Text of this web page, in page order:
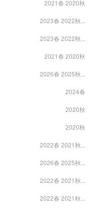
2021春 2020秋
2023春 2022秋...
2023春 2022秋...
2021春 2020秋
2026春 2025秋...
2024春
2020秋
2020秋
2022春 2021秋...
2026春 2025秋...
2022春 2021秋...
2022春 2021秋...